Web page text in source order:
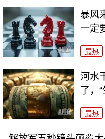
暴风
一定
最热
河水
了，
最热